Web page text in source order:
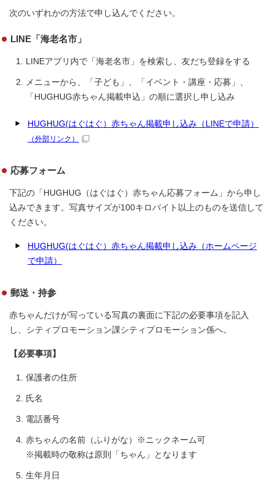
次のいずれかの方法で申し込んでください。
LINE「海老名市」
LINEアプリ内で「海老名市」を検索し、友だち登録をする
メニューから、「子ども」、「イベント・講座・応募」、
「HUGHUG赤ちゃん掲載申込」の順に選択し申し込み
HUGHUG(はぐはぐ）赤ちゃん掲載申し込み（LINEで申請）
（外部リンク）
応募フォーム
下記の「HUGHUG（はぐはぐ）赤ちゃん応募フォーム」から申し
込みできます。写真サイズが100キロバイト以上のものを送信して
ください。
HUGHUG(はぐはぐ）赤ちゃん掲載申し込み（ホームページ
で申請）
郵送・持参
赤ちゃんだけが写っている写真の裏面に下記の必要事項を記入
し、シティプロモーション課シティプロモーション係へ。
【必要事項】
保護者の住所
氏名
電話番号
赤ちゃんの名前（ふりがな）※ニックネーム可
※掲載時の敬称は原則「ちゃん」となります
生年月日